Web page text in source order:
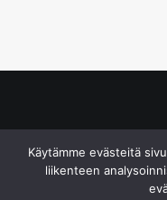
Käytämme evästeitä
liikenteen